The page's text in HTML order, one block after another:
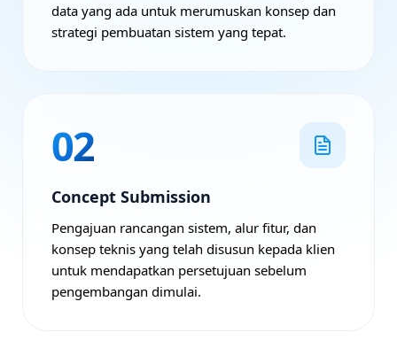
data yang ada untuk merumuskan konsep dan
strategi pembuatan sistem yang tepat.
02
Concept Submission
Pengajuan rancangan sistem, alur fitur, dan
konsep teknis yang telah disusun kepada klien
untuk mendapatkan persetujuan sebelum
pengembangan dimulai.